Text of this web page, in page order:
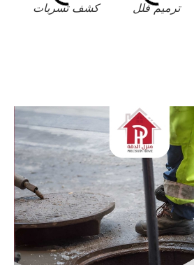
كشف تسربات ترميم فلل